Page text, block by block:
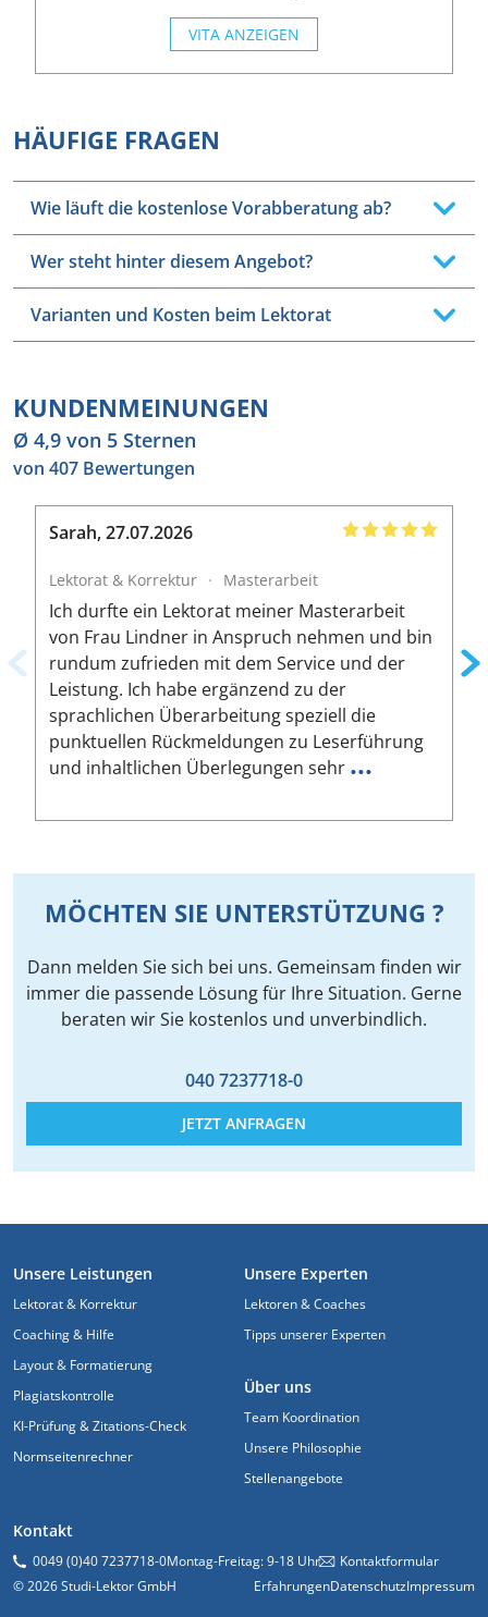
VITA ANZEIGEN
HÄUFIGE FRAGEN
Wie läuft die kostenlose Vorabberatung ab?
Wer steht hinter diesem Angebot?
Varianten und Kosten beim Lektorat
KUNDENMEINUNGEN
Ø 4,9 von 5 Sternen
von 407 Bewertungen
Sarah,27.07.2026
Lektorat & Korrektur · Masterarbeit
Ich durfte ein Lektorat meiner Masterarbeit
von Frau Lindner in Anspruch nehmen und bin
rundum zufrieden mit dem Service und der
Leistung. Ich habe ergänzend zu der
sprachlichen Überarbeitung speziell die
punktuellen Rückmeldungen zu Leserführung
und inhaltlichen Überlegungen sehr ...
MÖCHTEN SIE UNTERSTÜTZUNG ?
Dann melden Sie sich bei uns. Gemeinsam finden wir
immer die passende Lösung für Ihre Situation. Gerne
beraten wir Sie kostenlos und unverbindlich.
040 7237718-0
JETZT ANFRAGEN
FUSSZEILE
Unsere Leistungen
Lektorat & Korrektur
Coaching & Hilfe
Layout & Formatierung
Plagiatskontrolle
KI-Prüfung & Zitations-Check
Normseitenrechner
Kontakt
0049 (0)40 7237718-0Montag-Freitag: 9-18 Uhr Kontaktformular
Unsere Experten
Lektoren & Coaches
Tipps unserer Experten
Über uns
Team Koordination
Unsere Philosophie
Stellenangebote
© 2026 Studi-Lektor GmbH ErfahrungenDatenschutzImpressum